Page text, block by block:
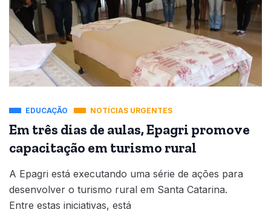
EDUCAÇÃO NOTÍCIAS URGENTES
Em três dias de aulas, Epagri promove
capacitação em turismo rural
A Epagri está executando uma série de ações para
desenvolver o turismo rural em Santa Catarina.
Entre estas iniciativas, está